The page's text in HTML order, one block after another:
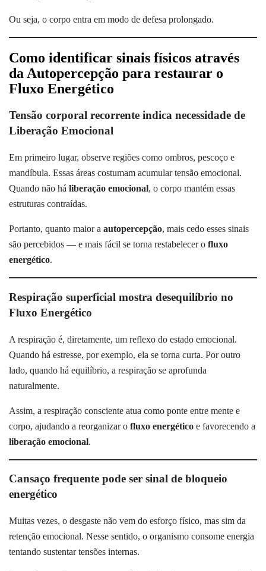
Ou seja, o corpo entra em modo de defesa prolongado.
Como identificar sinais físicos através
da Autopercepção para restaurar o
Fluxo Energético
Tensão corporal recorrente indica necessidade de
Liberação Emocional
Em primeiro lugar, observe regiões como ombros, pescoço e
mandíbula. Essas áreas costumam acumular tensão emocional.
Quando não há liberação emocional, o corpo mantém essas
estruturas contraídas.
Portanto, quanto maior a autopercepção, mais cedo esses sinais
são percebidos — e mais fácil se torna restabelecer o fluxo
energético.
Respiração superficial mostra desequilíbrio no
Fluxo Energético
A respiração é, diretamente, um reflexo do estado emocional.
Quando há estresse, por exemplo, ela se torna curta. Por outro
lado, quando há equilíbrio, a respiração se aprofunda
naturalmente.
Assim, a respiração consciente atua como ponte entre mente e
corpo, ajudando a reorganizar o fluxo energético e favorecendo a
liberação emocional.
Cansaço frequente pode ser sinal de bloqueio
energético
Muitas vezes, o desgaste não vem do esforço físico, mas sim da
retenção emocional. Nesse sentido, o organismo consome energia
tentando sustentar tensões internas.